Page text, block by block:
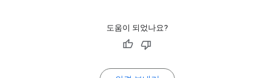
도움이 되었나요?